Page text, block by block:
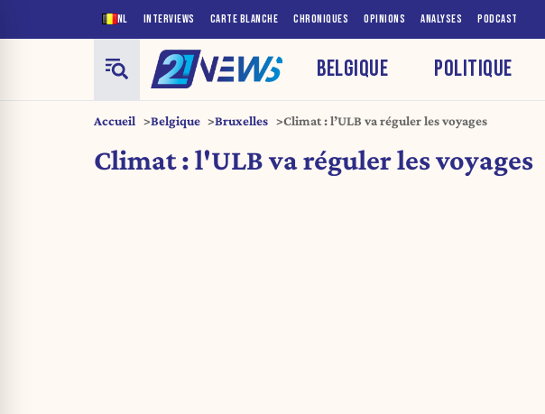
NL INTERVIEWS CARTE BLANCHE CHRONIQUES OPINIONS ANALYSES PODCAST
BELGIQUE POLITIQUE
Accueil Belgique Bruxelles Climat : l’ULB va réguler les voyages
Climat : l'ULB va réguler les voyages